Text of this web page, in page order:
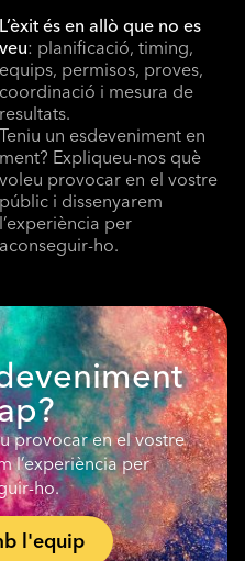
L’èxit és en allò que no es
veu: planificació, timing,
equips, permisos, proves,
coordinació i mesura de
resultats.
Teniu un esdeveniment en
ment? Expliqueu-nos què
voleu provocar en el vostre
públic i dissenyarem
l’experiència per
aconseguir-ho.
provocar en el vostre
l’experiència per
ho.
l'equip